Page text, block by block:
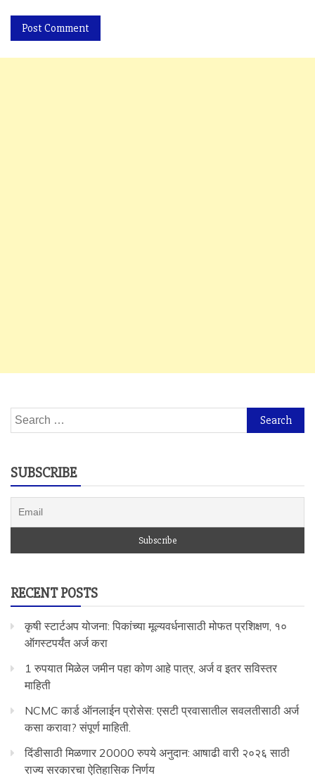
Search
for:
SUBSCRIBE
RECENT POSTS
कृषी स्टार्टअप योजना: पिकांच्या मूल्यवर्धनासाठी मोफत प्रशिक्षण, १०
ऑगस्टपर्यंत अर्ज करा
1 रुपयात मिळेल जमीन पहा कोण आहे पात्र, अर्ज व इतर सविस्तर
माहिती
NCMC कार्ड ऑनलाईन प्रोसेस: एसटी प्रवासातील सवलतीसाठी अर्ज
कसा करावा? संपूर्ण माहिती.
दिंडीसाठी मिळणार 20000 रुपये अनुदान: आषाढी वारी २०२६ साठी
राज्य सरकारचा ऐतिहासिक निर्णय